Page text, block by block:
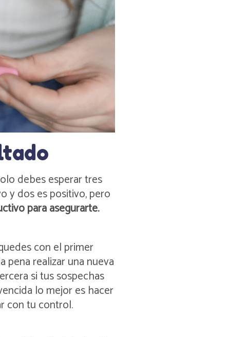
debes esperar tres
y dos es positivo, pero
para asegurarte.
con el primer
pena realizar una nueva
si tus sospechas
lo mejor es hacer
con tu control.